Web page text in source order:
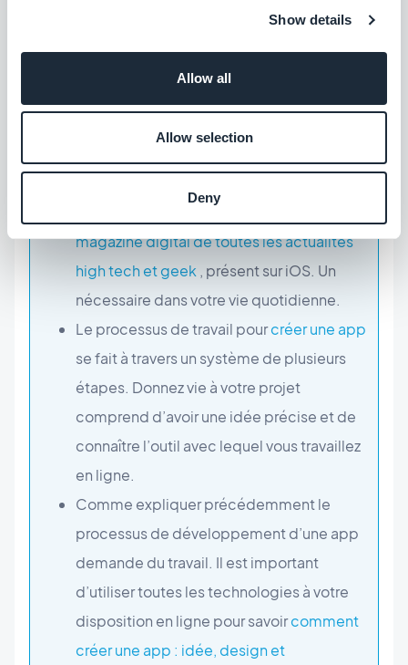
Show details
Allow all
Allow selection
Deny
magazine digital de toutes les actualités
high tech et geek, présent sur iOS. Un
nécessaire dans votre vie quotidienne.
Le processus de travail pourcréer une app
se fait à travers un système de plusieurs
étapes. Donnez vie à votre projet
comprend d’avoir une idée précise et de
connaître l’outil avec lequel vous travaillez
en ligne.
Comme expliquer précédemment le
processus de développement d’une app
demande du travail. Il est important
d’utiliser toutes les technologies à votre
disposition en ligne pour savoircomment
créer une app : idée, design et